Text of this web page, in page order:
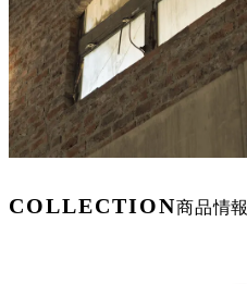
COLLECTION商品情報